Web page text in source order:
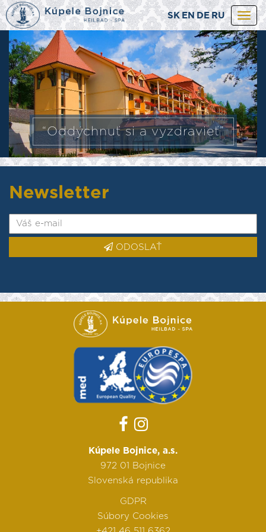
SK EN DE RU
“Oddýchnuť si a vyzdravieť”
Newsletter
ODOSLAŤ
Kúpele Bojnice, a.s.
972 01 Bojnice
Slovenská republika
GDPR
Súbory Cookies